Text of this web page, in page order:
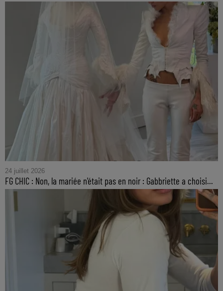
24 juillet 2026
FG CHIC : Non, la mariée n'était pas en noir : Gabbriette a choisi...